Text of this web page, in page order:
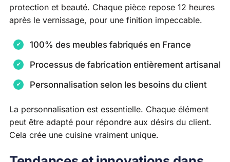
protection et beauté. Chaque pièce repose 12 heures
après le vernissage, pour une finition impeccable.
100% des meubles fabriqués en France
Processus de fabrication entièrement artisanal
Personnalisation selon les besoins du client
La personnalisation est essentielle. Chaque élément
peut être adapté pour répondre aux désirs du client.
Cela crée une cuisine vraiment unique.